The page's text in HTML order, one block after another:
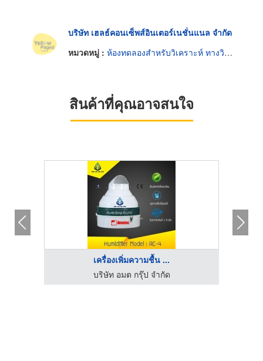
บริษัท เฮลธ์คอนเซ็พส์อินเตอร์เนชั่นแนล จำกัด
หมวดหมู่ : ห้องทดลองสำหรับวิเคราะห์ ทางวิทยาศาสตร์
สินค้าที่คุณอาจสนใจ
เครื่องเพิ่มความชื้น ...
บริษัท อมต กรุ๊ป จำกัด